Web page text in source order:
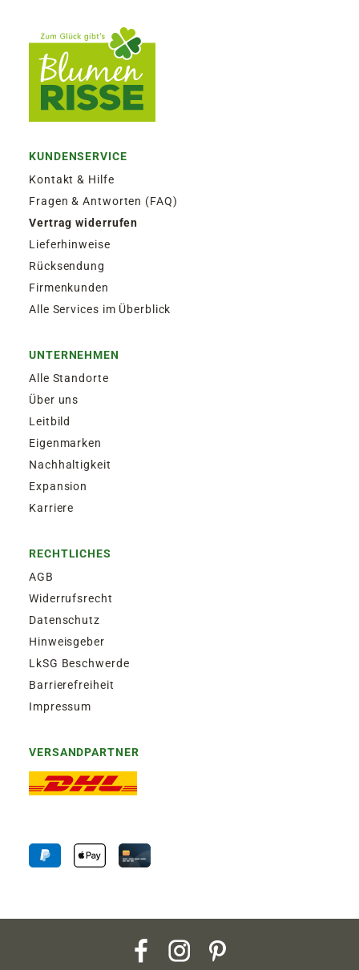
KUNDENSERVICE
Kontakt & Hilfe
Fragen & Antworten (FAQ)
Vertrag widerrufen
Lieferhinweise
Rücksendung
Firmenkunden
Alle Services im Überblick
UNTERNEHMEN
Alle Standorte
Über uns
Leitbild
Eigenmarken
Nachhaltigkeit
Expansion
Karriere
RECHTLICHES
AGB
Widerrufsrecht
Datenschutz
Hinweisgeber
LkSG Beschwerde
Barrierefreiheit
Impressum
VERSANDPARTNER